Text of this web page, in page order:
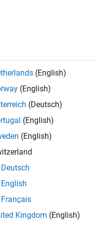
e interpretar los
Investigue los
y gráficas de
desde las
Test Manager.
data.
with current data.
toolbox functions and the
(English)
(English)
(Deutsch)
(English)
(English)
Deutsch
English
Français
Kingdom (English)